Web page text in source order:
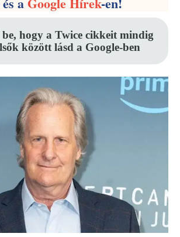
hogy a Twice cikkeit mindig
között lásd a Google-ben